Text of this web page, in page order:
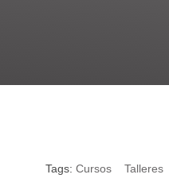
Tags: Cursos Talleres